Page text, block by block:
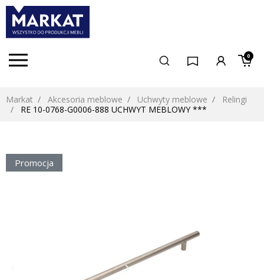
0
Markat Akcesoria meblowe Uchwyty meblowe
Relingi
RE 10-0768-G0006-888 UCHWYT MEBLOWY ***
Promocja
Następny
keyboard_arrow_right